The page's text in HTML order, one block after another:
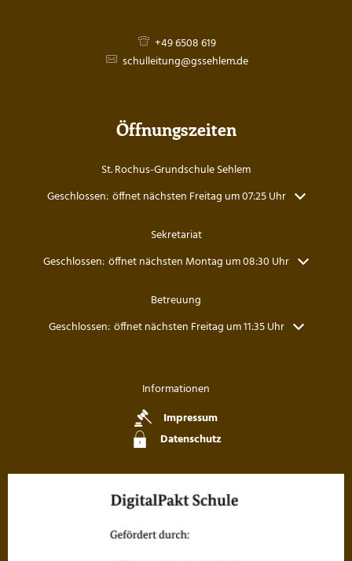
+49 6508 619
schulleitung@gssehlem.de
Öffnungszeiten
St. Rochus-Grundschule Sehlem
Klicken, um weitere Öffnungs- oder Schließzeiten auszublenden
Geschlossen: öffnet nächsten Freitag um 07:25 Uhr
Sekretariat
Klicken, um weitere Öffnungs- oder Schließzeiten auszublenden
Geschlossen: öffnet nächsten Montag um 08:30 Uhr
Betreuung
Klicken, um weitere Öffnungs- oder Schließzeiten auszublenden
Geschlossen: öffnet nächsten Freitag um 11:35 Uhr
Informationen
Impressum
Datenschutz